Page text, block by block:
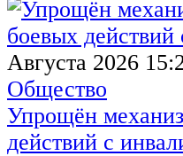
Августа 2026
Общество
Упрощён
действий с